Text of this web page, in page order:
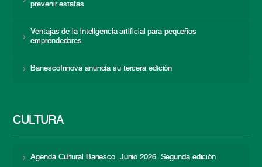
prevenir estafas
Ventajas de la inteligencia artificial para pequeños
emprendedores
BanescoInnova anuncia su tercera edición
CULTURA
Agenda Cultural Banesco. Junio 2026. Segunda edición